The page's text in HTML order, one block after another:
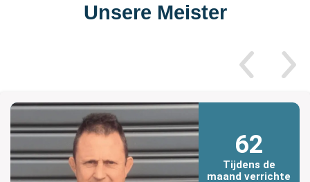
Unsere Meister
62
Tijdens de
maand verrichte